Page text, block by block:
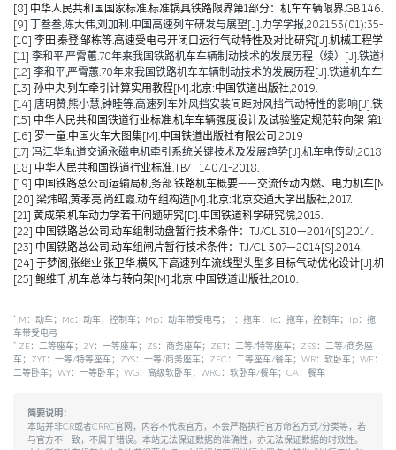
[8] 中华人民共和国国家标准.标准锅具铁路限界第1部分：机车车辆限界.GB
[9] 丁叁叁,陈大伟,刘加利.中国高速列车研发与展望[J].力学学报,2021,53(01):35-
[10] 李田,秦登,邹栋等.高速受电弓开闭口运行气动特性及对比研究[J].机械工程学
[11] 李和平,严霄蕙.70年来我国铁路机车车辆制动技术的发展历程（续）[J].铁道
[12] 李和平,严霄蕙.70年来我国铁路机车车辆制动技术的发展历程[J].铁道机车车
[13] 孙中央.列车牵引计算实用教程[M].北京:中国铁道出版社,2019.
[14] 唐明赞,熊小慧,钟睦等.高速列车外风挡安装间距对风挡气动特性的影响[J].铁
[15] 中华人民共和国铁道行业标准.机车车辆强度设计及试验鉴定规范转向架 第1
[16] 罗一童.中国火车大图集[M].中国铁道出版社有限公司,2019
[17] 冯江华.轨道交通永磁电机牵引系统关键技术及发展趋势[J].机车电传动
[18] 中华人民共和国铁道行业标准.TB/T 1407.1-2018.
[19] 中国铁路总公司运输局机务部.铁路机车概要——交流传动内燃、电力机车[M].
[20] 梁炜昭,黄孝亮,尚红霞.动车组构造[M].北京:北京交通大学出版社,2017.
[21] 黄成荣.机车动力学若干问题研究[D].中国铁道科学研究院,2015.
[22] 中国铁路总公司.动车组制动盘暂行技术条件：TJ/CL 310—2014[S].2014.
[23] 中国铁路总公司.动车组闸片暂行技术条件：TJ/CL 307—2014[S].2014.
[24] 于梦阁,张继业,张卫华.横风下高速列车流线型头型多目标气动优化设计[J].机
[25] 鲍维千,机车总体与转向架[M].北京:中国铁道出版社,2010.
* M：动车；Mc：动车，控制车；Mp：动车带受电弓；T：拖车；Tc：拖车，控制车；Tp：拖
车带受电弓
* ZE：二等座车；ZY：一等座车；ZS：商务座车；ZET：二等/特等座车；ZES：二等/商务座
车；ZYT：一等/特等座车；ZYS：一等/商务座车；ZEC：二等座车/餐车；WR：软卧车；WE：
二等卧车；WY：一等卧车；WG：高级软卧车；WRC：软卧车/餐车；CA：餐车
简要说明：
本站并非CR或者CRRC官网，内容不代表官方，不会严格执行官方命名方式/分类等，若
与官方不一致，不属于错误。本站无法保证数据的准确性，亦无法保证数据的时效性。